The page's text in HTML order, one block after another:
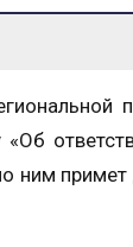
«Об